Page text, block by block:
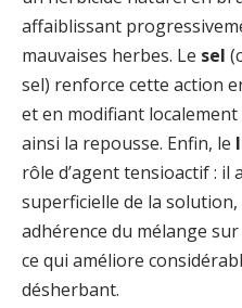
affaiblissant
mauvaises herbes. Le sel
sel) renforce cette action
et en modifiant
ainsi la repousse. Enfin, le
rôle d’agent tensioactif : il
superficielle de la
adhérence du mélange
ce qui améliore
désherbant.